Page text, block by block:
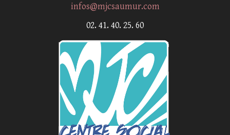
infos@mjcsaumur.com
02. 41. 40. 25. 60